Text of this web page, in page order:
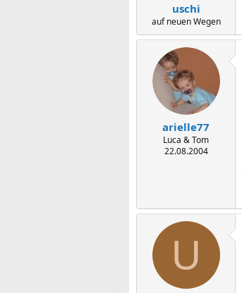
uschi
auf neuen Wegen
arielle77
Luca & Tom
22.08.2004
U